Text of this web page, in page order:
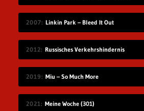
2007 Linkin Park – Bleed It Out
2012 Russisches Verkehrshindernis
2019 Miu – So Much More
2021 Meine Woche (301)